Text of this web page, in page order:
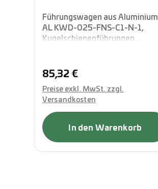
Führungswagen aus Aluminium
AL KWD-025-FNS-C1-N-1,
Kugelschienenführungen,
Anordnung, mit integrierten
Komplettabdichtung, Rexroth
Regulärer Preis:
85,32 €
Preise exkl. MwSt. zzgl.
Versandkosten
In den Warenkorb